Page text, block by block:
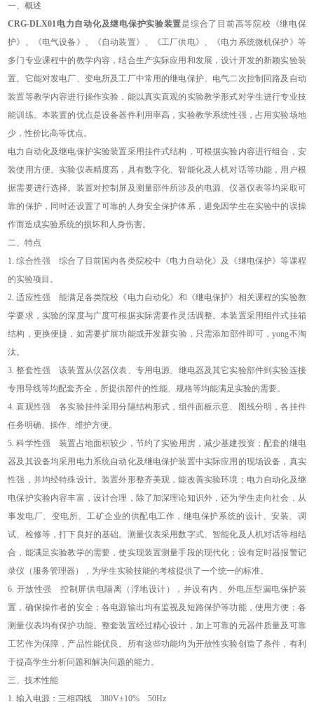
一、概述
CRG-DLX01电力自动化及继电保护实验装置是综合了目前高等院校《继电保
护》、《电气设备》、《自动装置》、《工厂供电》、《电力系统微机保护》等
多门专业课程中的教学内容，结合生产实际应用和发展，设计开发的新颖实验装
置。它能对发电厂、变电所及工厂中常用的继电保护、电气二次控制回路及自动
装置等教学内容进行操作实验，能以真实直观的实验教学形式对学生进行专业技
能训练。本装置的优点是设备器件利用率高，实验教学系统性强，占用实验场地
少，性价比高等优点。
电力自动化及继电保护实验装置采用挂件式结构，可根据实验内容进行组合，安
装使用方便。实验仪表精度高，具有数字化、智能化及人机对话等功能，用户根
据需要进行选择。装置对控制屏及测量部件所涉及的电源、仪器仪表等均采取可
靠的保护，同时还设置了可靠的人身安全保护体系，避免因学生在实验中的误操
作而造成实验系统的损坏和人身伤害。
二、特点
1.综合性强 综合了目前国内各类院校中《电力自动化》及《继电保护》等课程
的实验项目。
2.适应性强 能满足各类院校《电力自动化》和《继电保护》相关课程的实验教
学要求，实验的深度与广度可根据实际需要作灵活调整。本装置采用组件式挂箱
结构，更换便捷，如需要扩展功能或开发新实验，只需添加部件即可，yong不淘
汰。
3.整套性强 该装置从仪器仪表、专用电源、继电器及其它实验部件到实验连接
专用导线等均配套齐全，所提供部件的性能、规格等均能满足实验的需要。
4.直观性强 各实验挂件采用分隔结构形式，组件面板示意、图线分明，各挂件
任务明确、操作、维护方便。
5.科学性强 装置占地面积较少，节约了实验用房，减少基建投资；配套的继电
器及其设备均采用电力系统自动化及继电保护装置中实际应用的现场设备，真实
性强，并均经特殊设计。装置外形整齐美观，能改善实验环境；电力自动化及继
电保护实验内容丰富，设计合理，除了加深理论知识外，还为学生走向社会，从
事发电厂、变电所、工矿企业的供配电工作，继电保护系统的设计、安装、调
试、检修等，打下良好的基础。测量仪表采用数字式、智能化及人机对话等相结
合，能满足实验教学的需要，使实现装置测量手段的现代化；设有定时器报警记
录仪（服务管理器），为学生实验技能的考核提供了一个统一的标准。
6. 开放性强 控制屏供电隔离（浮地设计），并设有内、外电压型漏电保护装
置，确保操作者的安全；各电源输出均有监视及短路保护等功能，使用方便；各
测量仪表均有保护功能。整套装置经过精心设计，加上可靠的元器件质量及可靠
工艺作为保障，产品性能优良。所有这些功能均为开放性实验创造了条件，有利
于提高学生分析问题和解决问题的能力。
三、技术性能
1.输入电源：三相四线380V±10% 50Hz